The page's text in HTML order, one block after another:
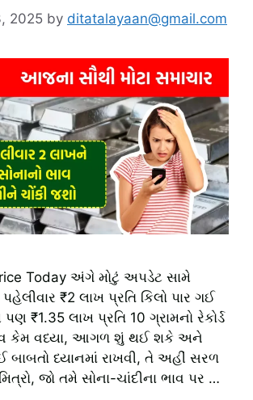
2025 by ditatalayaan@gmail.com
Today અંગે મોટું અપડેટ સામે
₹2 લાખ પ્રતિ કિલો પાર ગઈ
₹1.35 લાખ પ્રતિ 10 ગ્રામનો રેકોર્ડ
કેમ વધ્યા, આગળ શું થઈ શકે અને
બાબતો ધ્યાનમાં રાખવી, તે અહીં સરળ
જો તમે સોના-ચાંદીના ભાવ પર …